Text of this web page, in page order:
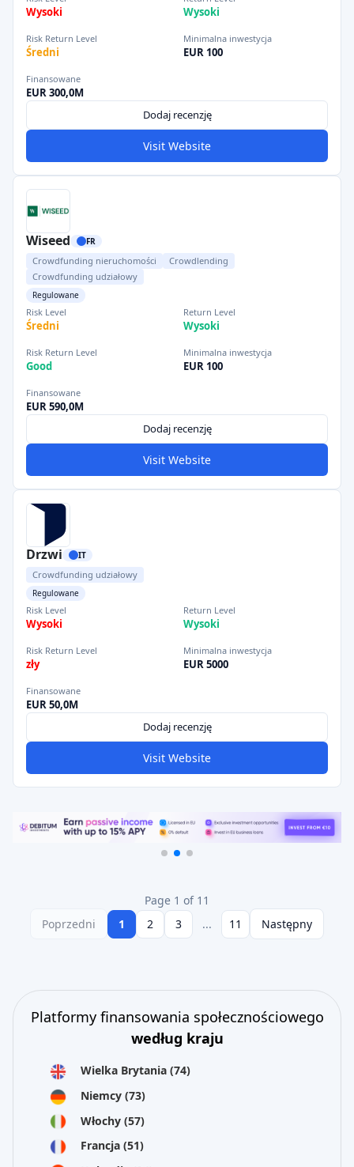
Wysoki Wysoki
Risk Return Level
Średni
Minimalna inwestycja
EUR 100
Finansowane
EUR 300,0M
Dodaj recenzję
Visit Website
Wiseed FR
Crowdfunding nieruchomości
Crowdlending
Crowdfunding udziałowy
Regulowane
Risk Level
Średni
Return Level
Wysoki
Risk Return Level
Good
Minimalna inwestycja
EUR 100
Finansowane
EUR 590,0M
Dodaj recenzję
Visit Website
Drzwi IT
Crowdfunding udziałowy
Regulowane
Risk Level
Wysoki
Return Level
Wysoki
Risk Return Level
zły
Minimalna inwestycja
EUR 5000
Finansowane
EUR 50,0M
Dodaj recenzję
Visit Website
Page 1 of 11
Poprzedni
1 2 3 ... 11 Następny
Platformy finansowania społecznościowego
według kraju
Wielka Brytania (74)
Niemcy (73)
Włochy (57)
Francja (51)